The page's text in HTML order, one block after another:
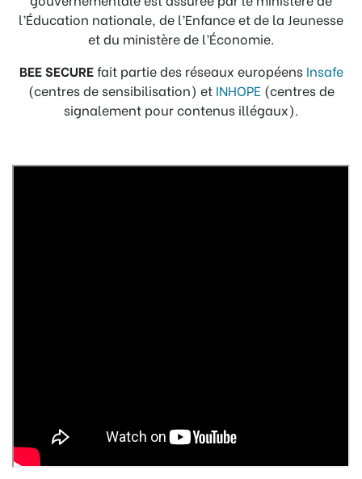
l’Éducation nationale, de l’Enfance et de la Jeunesse
et du ministère de l’Économie.
BEE SECUREfait partie des réseaux européens Insafe
(centres de sensibilisation) et INHOPE(centres de
signalement pour contenus illégaux).